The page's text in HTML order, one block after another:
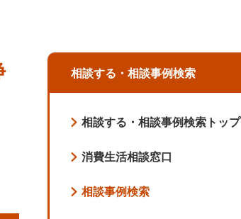
相談する・相談事例検索
相談する・相談事例検索トップ
消費生活相談窓口
相談事例検索